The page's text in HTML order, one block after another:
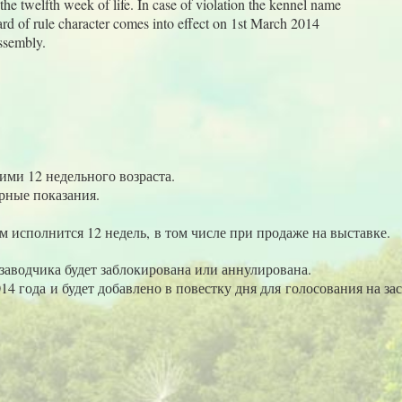
twelfth week of life. In case of violation the kennel name
of rule character comes into effect on 1st March 2014
12 недельного возраста.
показания.
исполнится 12 недель, в том числе при продаже на выставке.
будет заблокирована или аннулирована.
года и будет добавлено в повестку дня для голосования на